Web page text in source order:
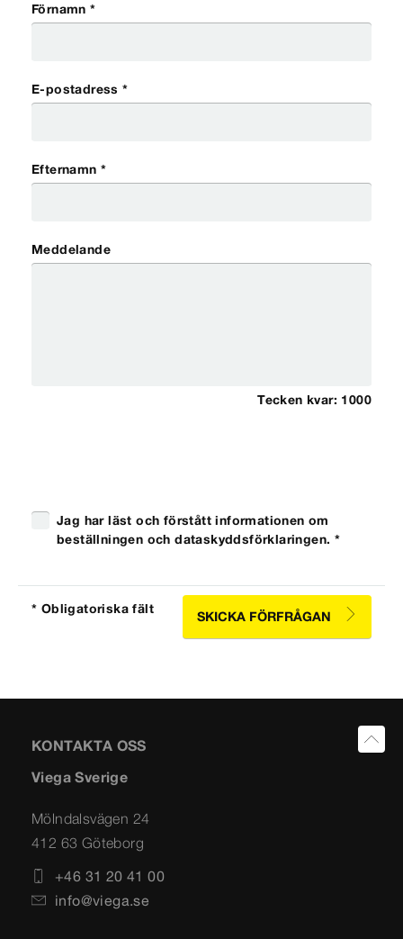
Förnamn *
E-postadress *
Efternamn *
Meddelande
Tecken kvar: 1000
Jag har läst och förstått informationen om
beställningen och dataskyddsförklaringen. *
* Obligatoriska fält
SKICKA FÖRFRÅGAN
KONTAKTA OSS
Viega Sverige
Mölndalsvägen 24
412 63 Göteborg
+46 31 20 41 00
info@viega.se